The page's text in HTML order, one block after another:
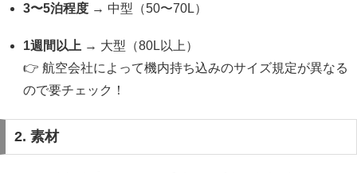
3〜5泊程度 → 中型（50〜70L）
1週間以上 → 大型（80L以上）
👉 航空会社によって機内持ち込みのサイズ規定が異なる
ので要チェック！
2. 素材